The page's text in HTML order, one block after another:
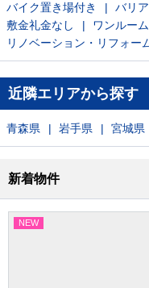
バイク置き場付き
バリ
敷金礼金なし
ワンルー
リノベーション・リフォー
近隣エリアから探す
青森県 岩手県 宮城県
新着物件
NEW